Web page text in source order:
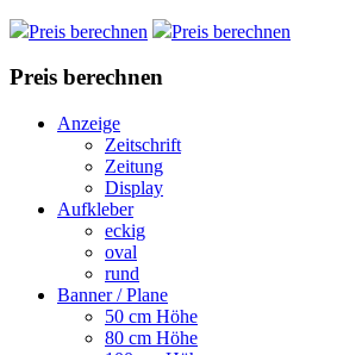
Preis berechnen Preis berechnen
Preis berechnen
Anzeige
Zeitschrift
Zeitung
Display
Aufkleber
eckig
oval
rund
Banner / Plane
50 cm Höhe
80 cm Höhe